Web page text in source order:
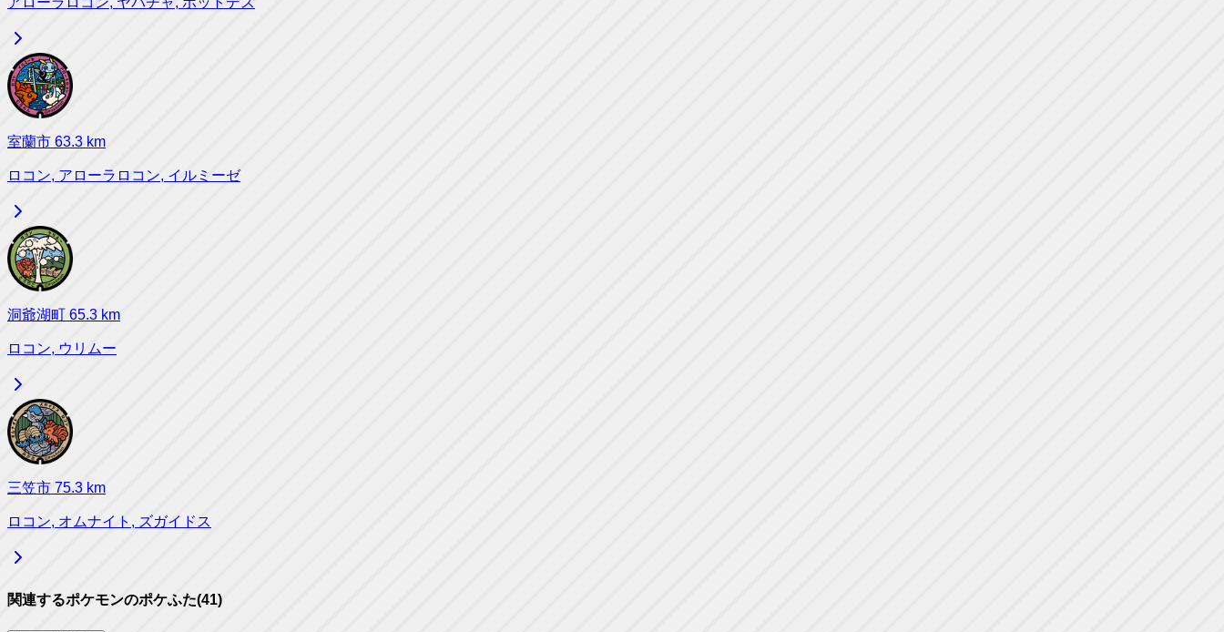
室蘭市 63.3 km
ロコン, アローラロコン, イルミーゼ
洞爺湖町 65.3 km
ロコン, ウリムー
三笠市 75.3 km
ロコン, オムナイト, ズガイドス
関連するポケモンのポケふた(41)